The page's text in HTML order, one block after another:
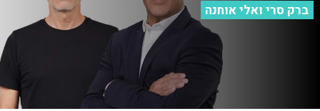
ברק סרי ואלי אוחנה